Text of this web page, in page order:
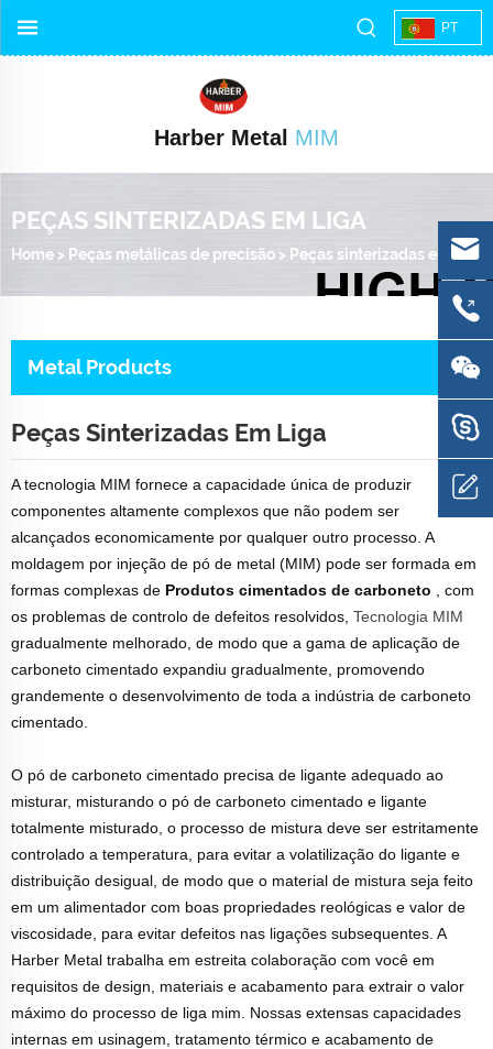
PT
Harber Metal MIM
PEÇAS SINTERIZADAS EM LIGA
Home > Peças metálicas de precisão > Peças sinterizadas em liga
Metal Products
Peças Sinterizadas Em Liga
A tecnologia MIM fornece a capacidade única de produzir
componentes altamente complexos que não podem ser
alcançados economicamente por qualquer outro processo. A
moldagem por injeção de pó de metal (MIM) pode ser formada em
formas complexas de Produtos cimentados de carboneto
, com
os problemas de controlo de defeitos resolvidos, Tecnologia MIM
gradualmente melhorado, de modo que a gama de aplicação de
carboneto cimentado expandiu gradualmente, promovendo
grandemente o desenvolvimento de toda a indústria de carboneto
cimentado.
O pó de carboneto cimentado precisa de ligante adequado ao
misturar, misturando o pó de carboneto cimentado e ligante
totalmente misturado, o processo de mistura deve ser estritamente
controlado a temperatura, para evitar a volatilização do ligante e
distribuição desigual, de modo que o material de mistura seja feito
em um alimentador com boas propriedades reológicas e valor de
viscosidade, para evitar defeitos nas ligações subsequentes. A
Harber Metal trabalha em estreita colaboração com você em
requisitos de design, materiais e acabamento para extrair o valor
máximo do processo de liga mim. Nossas extensas capacidades
internas em usinagem, tratamento térmico e acabamento de